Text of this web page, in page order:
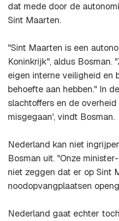
dat mede door de
Sint Maarten.
"Sint Maarten is een
Koninkrijk", aldus Bosman.
eigen interne veiligheid en
behoefte aan hebben." In
slachtoffers en de
misgegaan', vindt Bosman.
Nederland kan niet
Bosman uit. "Onze
niet zeggen dat er op Sint
noodopvangplaatsen
Nederland gaat echter